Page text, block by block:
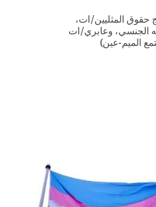
حقوق المثليين/ات،
الجنسي، وعابري/ات
الميم-عين)